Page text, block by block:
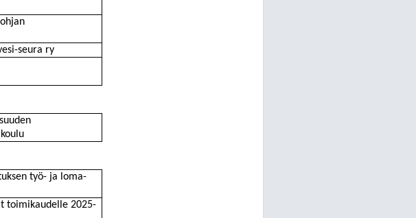
seura ry
työ- ja loma-
toimikaudelle 2025-